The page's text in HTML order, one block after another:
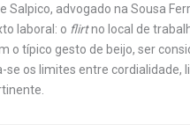
Salpico, advogado na Sousa
laboral: o flirtno local de
o típico gesto de beijo, ser
os limites entre cordialidade,